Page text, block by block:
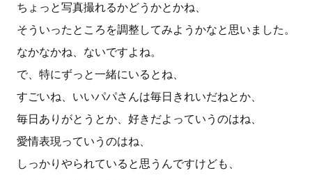
ちょっと写真撮れるかどうかとかね、
そういったところを調整してみようかなと思いました。
なかなかね、ないですよね。
で、特にずっと一緒にいるとね、
すごいね、いいパパさんは毎日きれいだねとか、
毎日ありがとうとか、好きだよっていうのはね、
愛情表現っていうのはね、
しっかりやられていると思うんですけども、